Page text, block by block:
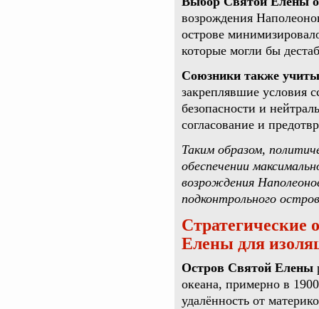
возрождения
острове
которые могли бы
Союзники также
закреплявшие условия
безопасности и
согласование и
Таким образом,
обеспечении
возрождения
подконтрольного
Стратегические
Елены для
Остров Святой Елены
океана, примерно в
удалённость от